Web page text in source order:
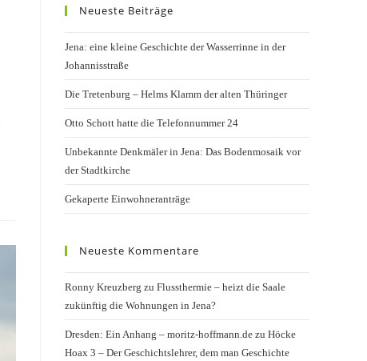
Neueste Beiträge
Jena: eine kleine Geschichte der Wasserrinne in der
Johannisstraße
Die Tretenburg – Helms Klamm der alten Thüringer
Otto Schott hatte die Telefonnummer 24
Unbekannte Denkmäler in Jena: Das Bodenmosaik vor
der Stadtkirche
Gekaperte Einwohneranträge
Neueste Kommentare
Ronny Kreuzberg zu Flussthermie – heizt die Saale
zukünftig die Wohnungen in Jena?
Dresden: Ein Anhang – moritz-hoffmann.de zu Höcke
Hoax 3 – Der Geschichtslehrer, dem man Geschichte